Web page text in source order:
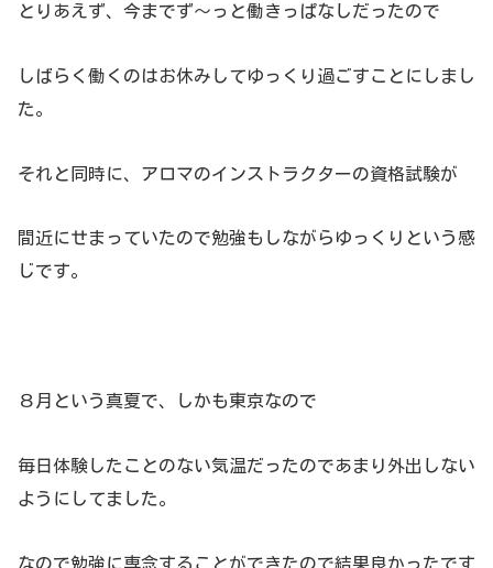
とりあえず、今までず～っと働きっぱなしだったので
しばらく働くのはお休みしてゆっくり過ごすことにしまし
た。
それと同時に、アロマのインストラクターの資格試験が
間近にせまっていたので勉強もしながらゆっくりという感
じです。
８月という真夏で、しかも東京なので
毎日体験したことのない気温だったのであまり外出しない
ようにしてました。
なので勉強に専念することができたので結果良かったです